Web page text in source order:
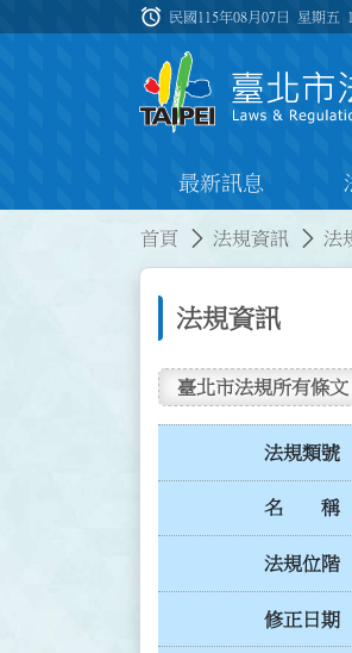
:::
alarm 民國115年08月07日 星期五
最新訊息
首頁 法規資訊 法
法規資訊
臺北市法規所有條文
法規類號
名 稱
法規位階
修正日期